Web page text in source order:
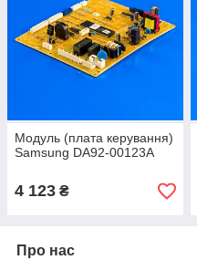
Модуль (плата керування)
Samsung DA92-00123A
4 123 ₴
Про нас